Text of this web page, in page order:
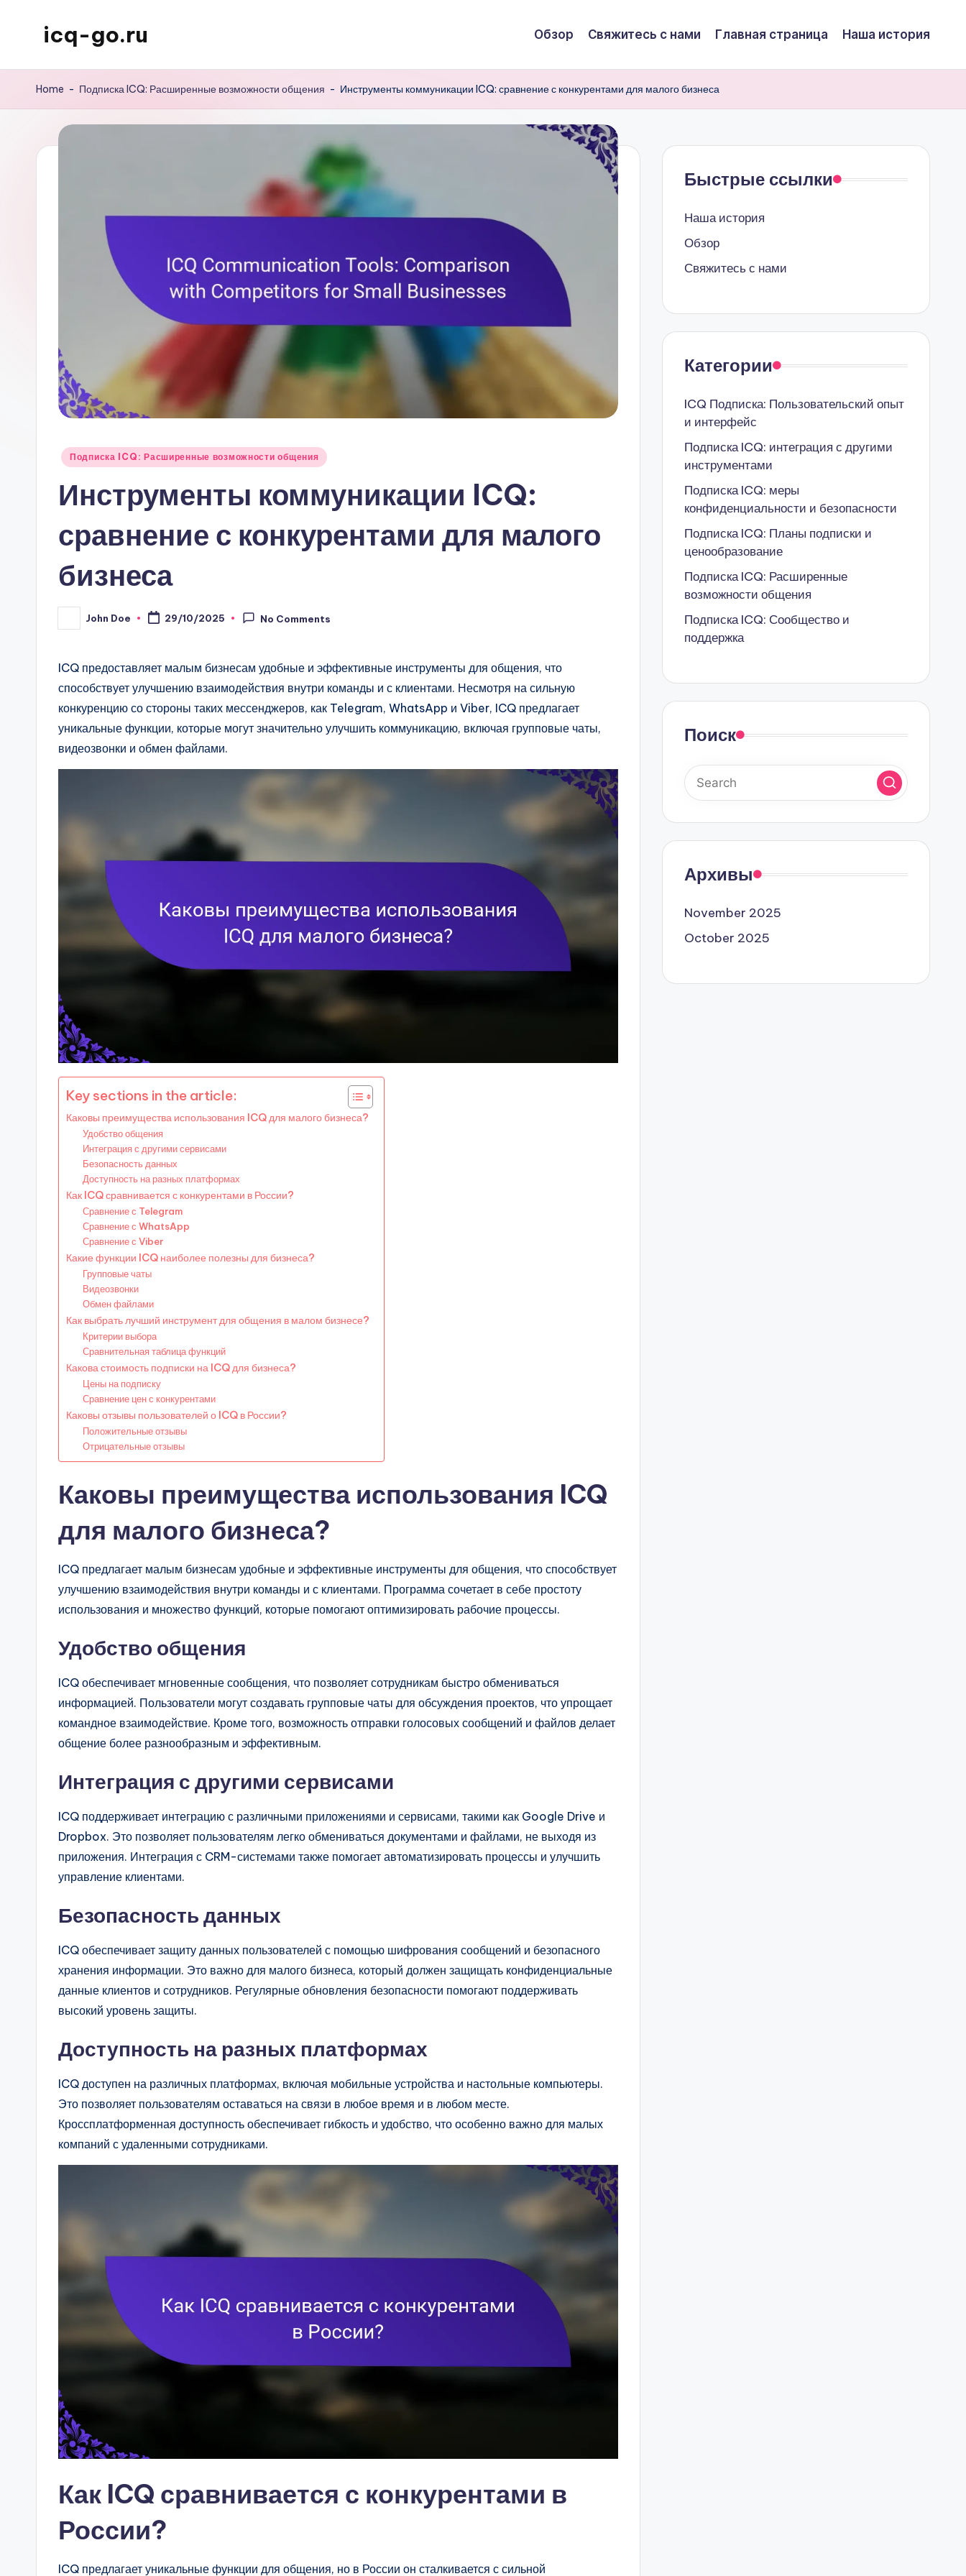
icq-go.ru Обзор Свяжитесь с нами Главная страница Наша история
Home - Подписка ICQ: Расширенные возможности общения - Инструменты коммуникации ICQ: сравнение с конкурентами для малого бизнеса
Posted
Подписка ICQ: Расширенные возможности общения
Инструменты коммуникации ICQ:
сравнение с конкурентами для малого
бизнеса
Posted
by
John Doe 29/10/2025 No Comments
ICQ предоставляет малым бизнесам удобные и эффективные инструменты для общения, что
способствует улучшению взаимодействия внутри команды и с клиентами. Несмотря на сильную
конкуренцию со стороны таких мессенджеров, как Telegram, WhatsApp и Viber, ICQ предлагает
уникальные функции, которые могут значительно улучшить коммуникацию, включая групповые чаты,
видеозвонки и обмен файлами.
Key sections in the article:
Каковы преимущества использования ICQ для малого бизнеса?
Удобство общения
Интеграция с другими сервисами
Безопасность данных
Доступность на разных платформах
Как ICQ сравнивается с конкурентами в России?
Сравнение с Telegram
Сравнение с WhatsApp
Сравнение с Viber
Какие функции ICQ наиболее полезны для бизнеса?
Групповые чаты
Видеозвонки
Обмен файлами
Как выбрать лучший инструмент для общения в малом бизнесе?
Критерии выбора
Сравнительная таблица функций
Какова стоимость подписки на ICQ для бизнеса?
Цены на подписку
Сравнение цен с конкурентами
Каковы отзывы пользователей о ICQ в России?
Положительные отзывы
Отрицательные отзывы
Каковы преимущества использования ICQ
для малого бизнеса?
ICQ предлагает малым бизнесам удобные и эффективные инструменты для общения, что способствует
улучшению взаимодействия внутри команды и с клиентами. Программа сочетает в себе простоту
использования и множество функций, которые помогают оптимизировать рабочие процессы.
Удобство общения
ICQ обеспечивает мгновенные сообщения, что позволяет сотрудникам быстро обмениваться
информацией. Пользователи могут создавать групповые чаты для обсуждения проектов, что упрощает
командное взаимодействие. Кроме того, возможность отправки голосовых сообщений и файлов делает
общение более разнообразным и эффективным.
Интеграция с другими сервисами
ICQ поддерживает интеграцию с различными приложениями и сервисами, такими как Google Drive и
Dropbox. Это позволяет пользователям легко обмениваться документами и файлами, не выходя из
приложения. Интеграция с CRM-системами также помогает автоматизировать процессы и улучшить
управление клиентами.
Безопасность данных
ICQ обеспечивает защиту данных пользователей с помощью шифрования сообщений и безопасного
хранения информации. Это важно для малого бизнеса, который должен защищать конфиденциальные
данные клиентов и сотрудников. Регулярные обновления безопасности помогают поддерживать
высокий уровень защиты.
Доступность на разных платформах
ICQ доступен на различных платформах, включая мобильные устройства и настольные компьютеры.
Это позволяет пользователям оставаться на связи в любое время и в любом месте.
Кроссплатформенная доступность обеспечивает гибкость и удобство, что особенно важно для малых
компаний с удаленными сотрудниками.
Как ICQ сравнивается с конкурентами в
России?
ICQ предлагает уникальные функции для общения, но в России он сталкивается с сильной
Быстрые ссылки
Наша история
Обзор
Свяжитесь с нами
Категории
ICQ Подписка: Пользовательский опыт
и интерфейс
Подписка ICQ: интеграция с другими
инструментами
Подписка ICQ: меры
конфиденциальности и безопасности
Подписка ICQ: Планы подписки и
ценообразование
Подписка ICQ: Расширенные
возможности общения
Подписка ICQ: Сообщество и
поддержка
Поиск
Архивы
November 2025
October 2025